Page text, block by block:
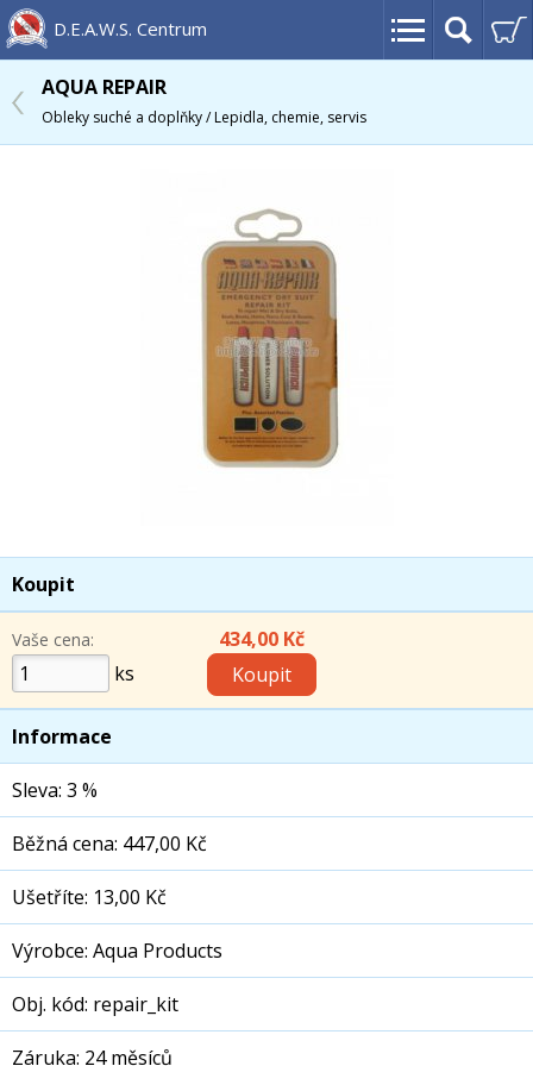
D.E.A.W.S. Centrum
AQUA REPAIR
Obleky suché a doplňky / Lepidla, chemie, servis
Koupit
Vaše cena:
ks
434,00 Kč
Informace
Sleva: 3 %
Běžná cena: 447,00 Kč
Ušetříte: 13,00 Kč
Výrobce: Aqua Products
Obj. kód: repair_kit
Záruka: 24 měsíců